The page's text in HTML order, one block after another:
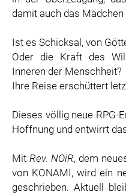
damit auch das
Ist es Schicksal, von
Oder die Kraft des
Inneren der Menschheit?
Ihre Reise erschüttert
Dieses völlig neue RPG-
Hoffnung und entwirrt
Mit Rev. NOiR, dem
von KONAMI, wird ein
geschrieben. Aktuell